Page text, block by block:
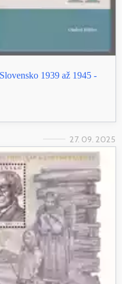
1939 až 1945 -
27. 09. 2025